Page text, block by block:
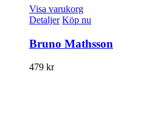
Visa varukorg
Detaljer Köp nu
Bruno Mathsson
479 kr